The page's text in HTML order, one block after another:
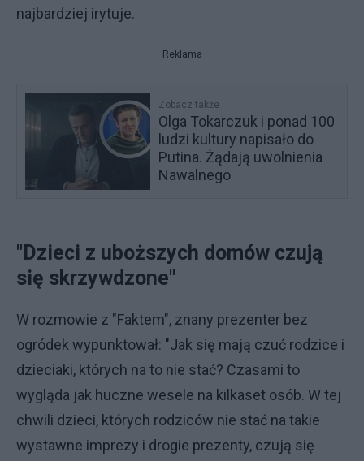
najbardziej irytuje.
Reklama
Zobacz także
Olga Tokarczuk i ponad 100
ludzi kultury napisało do
Putina. Żądają uwolnienia
Nawalnego
"Dzieci z uboższych domów czują
się skrzywdzone"
W rozmowie z "Faktem", znany prezenter bez
ogródek wypunktował: "Jak się mają czuć rodzice i
dzieciaki, których na to nie stać? Czasami to
wygląda jak huczne wesele na kilkaset osób. W tej
chwili dzieci, których rodziców nie stać na takie
wystawne imprezy i drogie prezenty, czują się